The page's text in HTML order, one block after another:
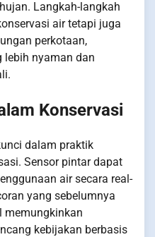
Langkah-langkah
air tetapi juga
perkotaan,
lebih nyaman dan
Konservasi
dalam praktik
Sensor pintar dapat
air secara real-
yang sebelumnya
memungkinkan
kebijakan berbasis